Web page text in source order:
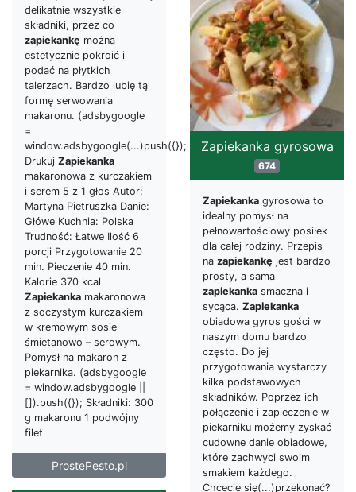
delikatnie wszystkie
składniki, przez co
zapiekankę można
estetycznie pokroić i
podać na płytkich
talerzach. Bardzo lubię tą
formę serwowania
makaronu. (adsbygoogle
=
window.adsbygoogle(...)push({});
Drukuj Zapiekanka
makaronowa z kurczakiem
i serem 5 z 1 głos Autor:
Martyna Pietruszka Danie:
Główe Kuchnia: Polska
Trudność: Łatwe Ilość 6
porcji Przygotowanie 20
min. Pieczenie 40 min.
Kalorie 370 kcal
Zapiekanka makaronowa
z soczystym kurczakiem
w kremowym sosie
śmietanowo – serowym.
Pomysł na makaron z
piekarnika. (adsbygoogle
= window.adsbygoogle ||
[]).push({}); Składniki: 300
g makaronu 1 podwójny
filet
ProstePesto.pl
Zapiekanka gyrosowa
674
Zapiekanka gyrosowa to
idealny pomysł na
pełnowartościowy posiłek
dla całej rodziny. Przepis
na zapiekankę jest bardzo
prosty, a sama
zapiekanka smaczna i
sycąca. Zapiekanka
obiadowa gyros gości w
naszym domu bardzo
często. Do jej
przygotowania wystarczy
kilka podstawowych
składników. Poprzez ich
połączenie i zapieczenie w
piekarniku możemy zyskać
cudowne danie obiadowe,
które zachwyci swoim
smakiem każdego.
Chcecie się(...)przekonać?